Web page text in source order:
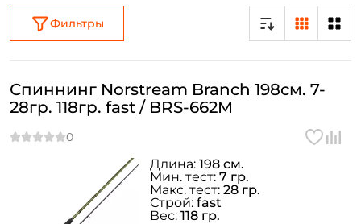
Фильтры
Спиннинг Norstream Branch 198см. 7-
28гр. 118гр. fast / BRS-662M
Длина: 198 см.
Мин. тест: 7 гр.
Макс. тест: 28 гр.
Строй: fast
Вес: 118 гр.